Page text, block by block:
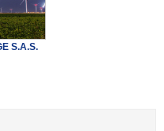
S.A.S.